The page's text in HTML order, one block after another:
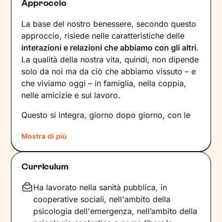
Approccio
La base del nostro benessere, secondo questo
approccio, risiede nelle caratteristiche delle
interazioni e relazioni che abbiamo con gli altri.
La qualità della nostra vita, quindi, non dipende
solo da noi ma da ciò che abbiamo vissuto – e
che viviamo oggi – in famiglia, nella coppia,
nelle amicizie e sul lavoro.
Questo si integra, giorno dopo giorno, con le
influire sulle
comportamentiche mettiamo in atto e sul
modo in cui
noi, con la nostra individualità.
Sulponte che si crea tra il mondo interno e
quello esterno si inserisce il lavoro che faremo
Mostra di più
Curriculum
Ha lavorato nella sanità pubblica, in
cooperative sociali, nell'ambito della
psicologia dell'emergenza, nell’ambito della